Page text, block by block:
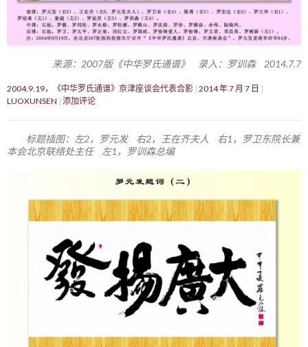
来源：2007版《中华罗氏通谱》 录入：罗训森 2014.7.7
2004.9.19，《中华罗氏通谱》京津座谈会代表合影 2014 年 7 月 7 日
LUOXUNSEN 添加评论
标题插图：左2，罗元发 右2，王在齐夫人 右1，罗卫东院长兼
本会北京联络处主任 左1，罗训森总编